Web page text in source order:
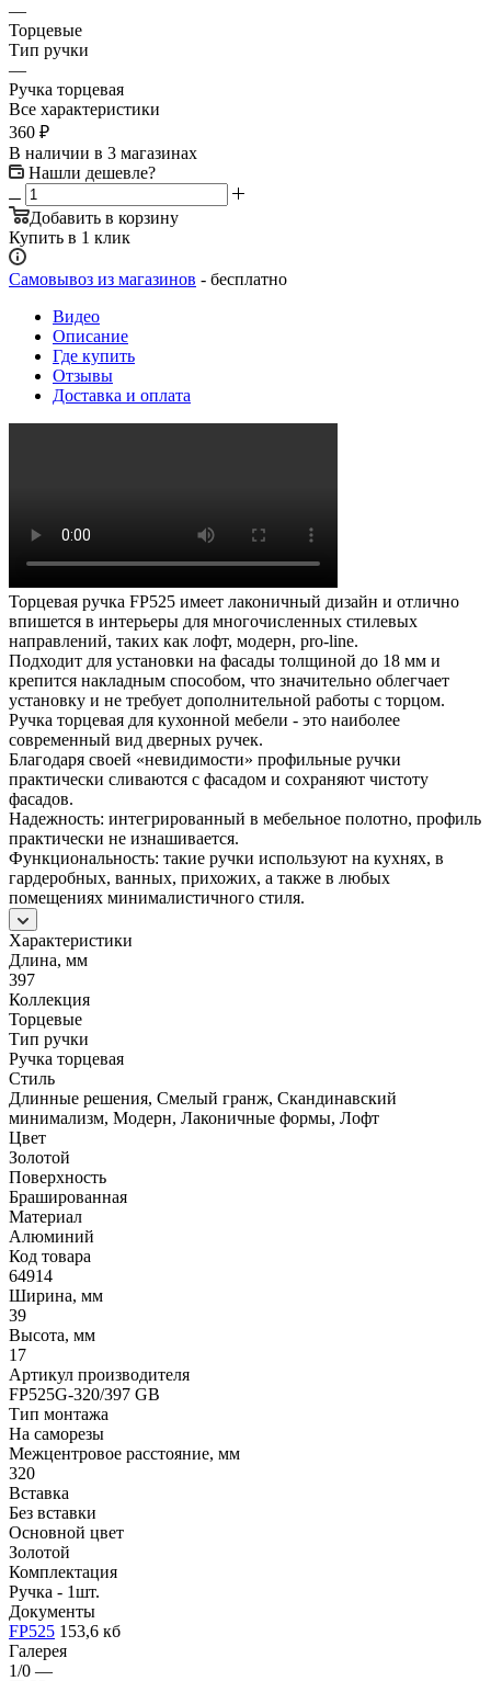
—
Торцевые
Тип ручки
—
Ручка торцевая
Все характеристики
360 ₽
В наличии в 3 магазинах
Нашли дешевле?
Добавить в корзину
Купить в 1 клик
Самовывоз из магазинов - бесплатно
Видео
Описание
Где купить
Отзывы
Доставка и оплата
Торцевая ручка FP525 имеет лаконичный дизайн и отлично
впишется в интерьеры для многочисленных стилевых
направлений, таких как лофт, модерн, pro-line.
Подходит для установки на фасады толщиной до 18 мм и
крепится накладным способом, что значительно облегчает
установку и не требует дополнительной работы с торцом.
Ручка торцевая для кухонной мебели - это наиболее
современный вид дверных ручек.
Благодаря своей «невидимости» профильные ручки
практически сливаются с фасадом и сохраняют чистоту
фасадов.
Надежность: интегрированный в мебельное полотно, профиль
практически не изнашивается.
Функциональность: такие ручки используют на кухнях, в
гардеробных, ванных, прихожих, а также в любых
помещениях минималистичного стиля.
Характеристики
Длина, мм
397
Коллекция
Торцевые
Тип ручки
Ручка торцевая
Стиль
Длинные решения, Смелый гранж, Скандинавский
минимализм, Модерн, Лаконичные формы, Лофт
Цвет
Золотой
Поверхность
Брашированная
Материал
Алюминий
Код товара
64914
Ширина, мм
39
Высота, мм
17
Артикул производителя
FP525G-320/397 GB
Тип монтажа
На саморезы
Межцентровое расстояние, мм
320
Вставка
Без вставки
Основной цвет
Золотой
Комплектация
Ручка - 1шт.
Документы
FP525 153,6 кб
Галерея
1/0 —